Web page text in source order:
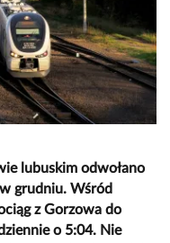
lubuskim odwołano
grudniu. Wśród
z Gorzowa do
o 5:04. Nie